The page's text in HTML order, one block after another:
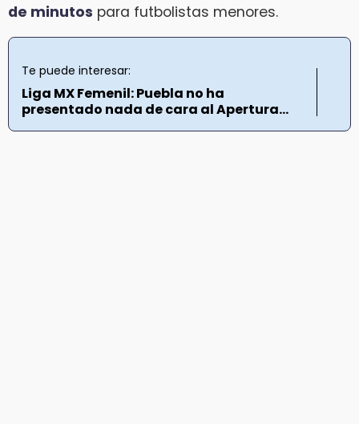
de minutos para futbolistas menores.
Te puede interesar:
Liga MX Femenil: Puebla no ha
presentado nada de cara al Apertura...